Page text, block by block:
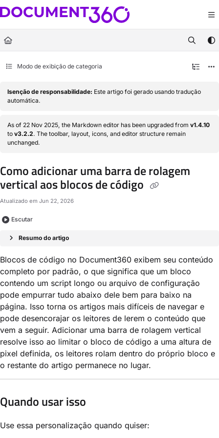
Documentation Index
Fetch the complete documentation index at:https://docs.document360.com/
Use this file to discover all available pages before exploring further.
Modo de exibição de categoria
Isenção de responsabilidade: Este artigo foi gerado usando tradução
automática.
As of 22 Nov 2025, the Markdown editor has been upgraded from v1.4.10
to v3.2.2. The toolbar, layout, icons, and editor structure remain
unchanged.
Como adicionar uma barra de rolagem
vertical aos blocos de código
Atualizado em Jun 22, 2026
Escutar
Resumo do artigo
Blocos de código no Document360 exibem seu conteúdo
completo por padrão, o que significa que um bloco
contendo um script longo ou arquivo de configuração
pode empurrar tudo abaixo dele bem para baixo na
página. Isso torna os artigos mais difíceis de navegar e
pode desencorajar os leitores de lerem o conteúdo que
vem a seguir. Adicionar uma barra de rolagem vertical
resolve isso ao limitar o bloco de código a uma altura de
pixel definida, os leitores rolam dentro do próprio bloco e
o restante do artigo permanece no lugar.
Quando usar isso
Use essa personalização quando quiser: